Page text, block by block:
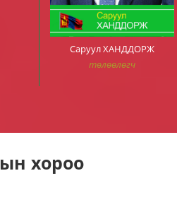
Саруул ХАНДДОРЖ
төлөөлөгч
хороо